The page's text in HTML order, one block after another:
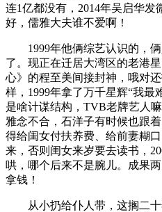
连1亿都没有，2014年吴启华发
好，儒雅大夫谁不爱啊！
1999年他俩综艺认识的，俩
了。现正在迁居大湾区的老港
心》的程至美间接封神，哦对
样，1999年拿了万千星辉“我最
是啥计谋结构，TVB老牌艺人
雅念不合，石洋子有时候也跟
得给闺女付扶养费、给前妻糊
来，否则闺女来岁要去读书，
哄，哪个后来不是腕儿。成果
拿钱！
从小扔给仆人带，这搁二十